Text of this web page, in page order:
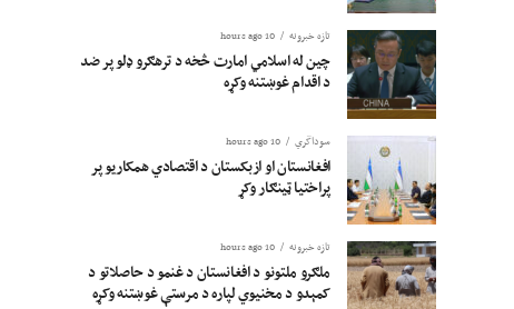
تازه خبرونه 10 hours ago
چین له اسلامي امارت څخه د ترهګرو ډلو پر ضد
د اقدام غوښتنه وکړه
سوداگري 10 hours ago
افغانستان او ازبکستان د اقتصادي همکاریو پر
پراختیا ټینګار وکړ
تازه خبرونه 10 hours ago
ملګرو ملتونو د افغانستان د غنمو د حاصلاتو د
کمېدو د مخنیوي لپاره د مرستې غوښتنه وکړه